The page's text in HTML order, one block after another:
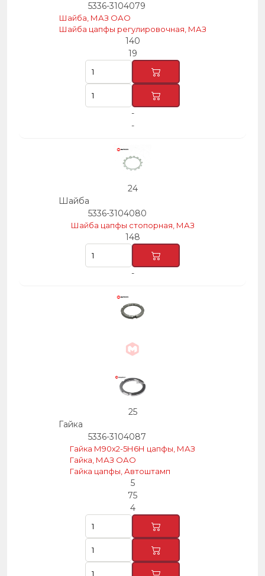
5336-3104079
Шайба, МАЗ ОАО
Шайба цапфы регулировочная, МАЗ
140
19
-
-
24
Шайба
5336-3104080
Шайба цапфы стопорная, МАЗ
148
-
25
Гайка
5336-3104087
Гайка М90х2-5Н6Н цапфы, МАЗ
Гайка, МАЗ ОАО
Гайка цапфы, Автоштамп
5
75
4